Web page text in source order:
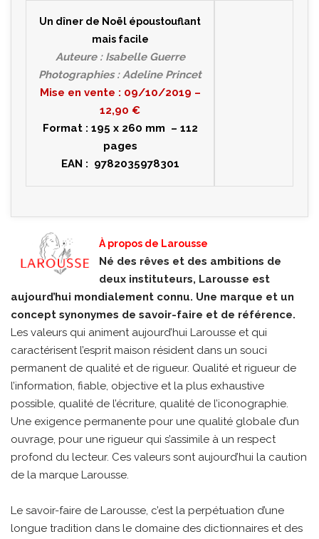
Un dîner de Noël époustouflant
mais facile
Auteure : Isabelle Guerre
Photographies : Adeline Princet
Mise en vente : 09/10/2019 –
12,90 €
Format : 195 x 260 mm – 112
pages
EAN : 9782035978301
À propos de Larousse
Né des rêves et des ambitions de
deux instituteurs, Larousse est
aujourd’hui mondialement connu. Une marque et un
concept synonymes de savoir-faire et de référence.
Les valeurs qui animent aujourd’hui Larousse et qui
caractérisent l’esprit maison résident dans un souci
permanent de qualité et de rigueur. Qualité et rigueur de
l’information, fiable, objective et la plus exhaustive
possible, qualité de l’écriture, qualité de l’iconographie.
Une exigence permanente pour une qualité globale d’un
ouvrage, pour une rigueur qui s’assimile à un respect
profond du lecteur. Ces valeurs sont aujourd’hui la caution
de la marque Larousse.
Le savoir-faire de Larousse, c’est la perpétuation d’une
longue tradition dans le domaine des dictionnaires et des